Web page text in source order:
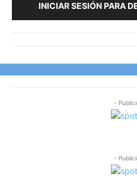
INICIAR SESIÓN PARA
-
-